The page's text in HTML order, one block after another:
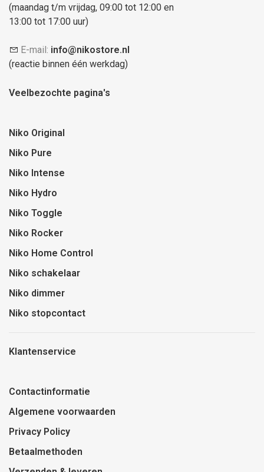
(maandag t/m vrijdag, 09:00 tot 12:00 en
13:00 tot 17:00 uur)
E-mail: info@nikostore.nl
(reactie binnen één werkdag)
Veelbezochte pagina's
Niko Original
Niko Pure
Niko Intense
Niko Hydro
Niko Toggle
Niko Rocker
Niko Home Control
Niko schakelaar
Niko dimmer
Niko stopcontact
Klantenservice
Contactinformatie
Algemene voorwaarden
Privacy Policy
Betaalmethoden